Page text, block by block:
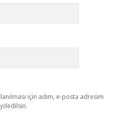
için adım, e-posta adresim